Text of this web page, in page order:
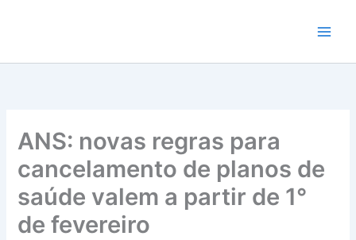
conteúdo
ANS: novas regras para
cancelamento de planos de
saúde valem a partir de 1°
de fevereiro